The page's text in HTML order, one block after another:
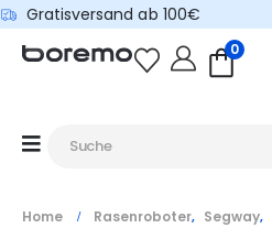
Gratisversand ab 100€
0
Home Rasenroboter, Segway,